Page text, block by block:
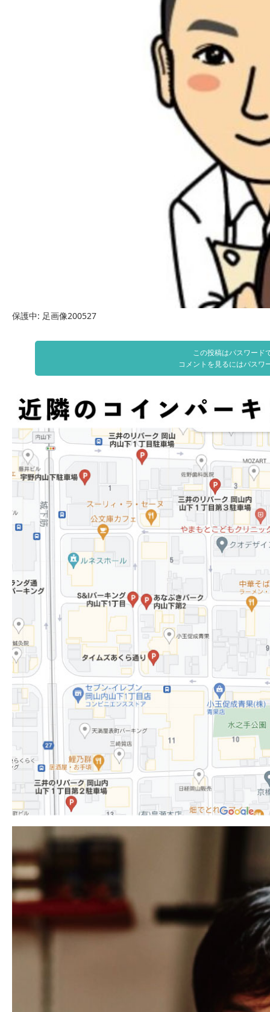
保護中: 足画像200527
この投稿はパスワード
コメントを見るにはパスワ